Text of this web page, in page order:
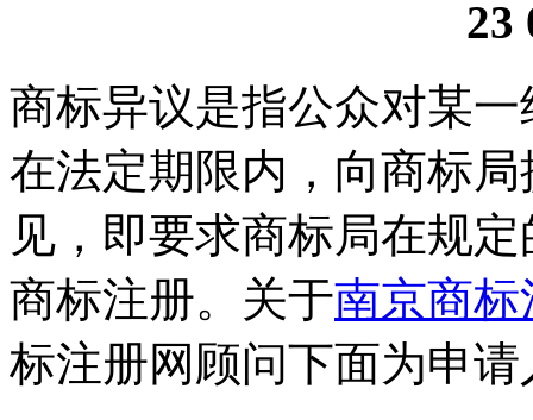
23
商标异议是指公众对某
在法定期限内，向商标
见，即要求商标局在规
商标注册。关于南京商标
标注册网顾问下面为申